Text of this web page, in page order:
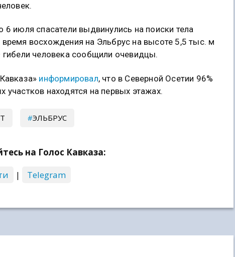
6 июля спасатели выдвинулись на поиски тела
восхождения на Эльбрус на высоте 5,5 тыс. м
гибели человека сообщили очевидцы.
информировал, что в Северной Осетии 96%
участков находятся на первых этажах.
ЭЛЬБРУС
на Голос Кавказа:
| Telegram